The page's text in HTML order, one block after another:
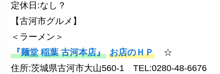
定休日:なし？
【古河市グルメ】
＜ラーメン＞
『麺堂 稲葉 古河本店』 お店のＨＰ ☆
住所:茨城県古河市大山560-1 TEL:0280-48-6676